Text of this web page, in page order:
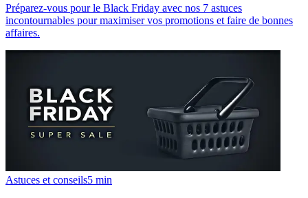
Préparez-vous pour le Black Friday avec nos 7 astuces
incontournables pour maximiser vos promotions et faire de bonnes
affaires.
Astuces et conseils5 min